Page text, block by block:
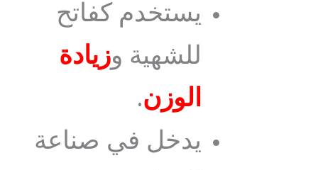
يستخدم كفاتح
للشهية وزيادة
الوزن.
يدخل في صناعة